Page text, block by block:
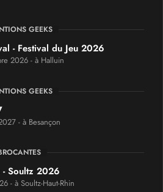
GEEKS
- Festival du Jeu 2026
2026 - à Halluin
GEEKS
- à Besançon
- Soultz 2026
- à Soultz-Haut-Rhin